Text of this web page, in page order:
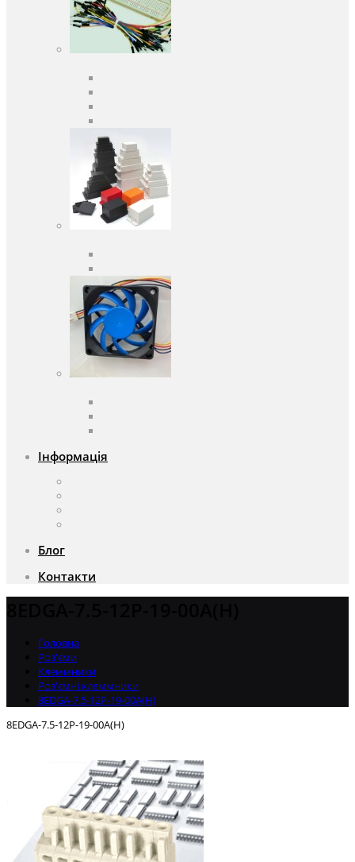
Інформація
Блог
Контакти
Головна
Роз'єми
Клеммники
Роз'ємні клеммники
8EDGA-7.5-12P-19-00A(H)
8EDGA-7.5-12P-19-00A(H)